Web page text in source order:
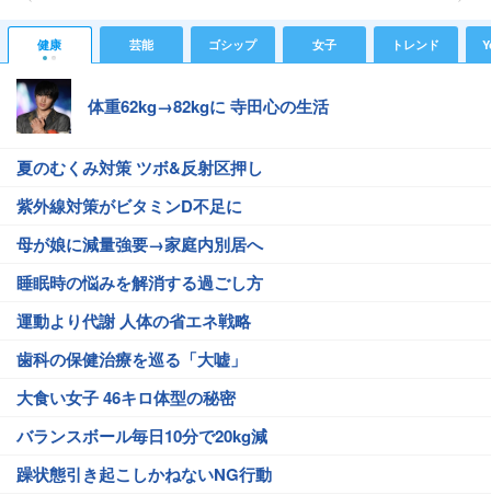
健康 芸能 ゴシップ 女子 トレンド
体重62kg→82kgに 寺田心の生活
夏のむくみ対策 ツボ&反射区押し
紫外線対策がビタミンD不足に
母が娘に減量強要→家庭内別居へ
睡眠時の悩みを解消する過ごし方
運動より代謝 人体の省エネ戦略
歯科の保健治療を巡る「大嘘」
大食い女子 46キロ体型の秘密
バランスボール毎日10分で20kg減
躁状態引き起こしかねないNG行動